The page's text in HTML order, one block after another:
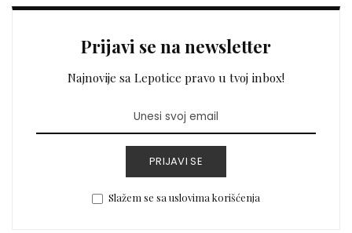
Prijavi se na newsletter
Najnovije sa Lepotice pravo u tvoj inbox!
PRIJAVI SE
Slažem se sa uslovima korišćenja